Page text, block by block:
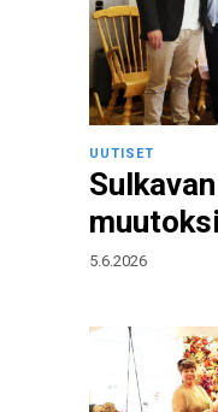
UUTISET
5.6.2026